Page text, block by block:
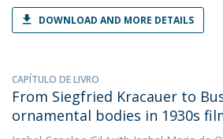
DOWNLOAD AND MORE DETAILS
CAPÍTULO DE LIVRO
From Siegfried Kracauer to
ornamental bodies in 1930s